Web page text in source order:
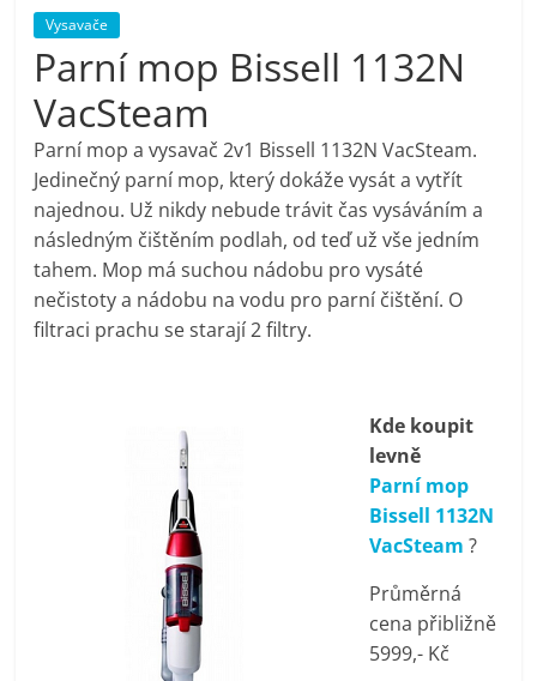
elektronika
porovnání,
pračky,
televize,
notebooky,
mobilní
telefony,
kávovary,
bazény
Vysavače
Parní mop Bissell 1132N
VacSteam
Parní mop a vysavač 2v1 Bissell 1132N VacSteam.
Jedinečný parní mop, který dokáže vysát a vytřít
najednou. Už nikdy nebude trávit čas vysáváním a
následným čištěním podlah, od teď už vše jedním
tahem. Mop má suchou nádobu pro vysáté
nečistoty a nádobu na vodu pro parní čištění. O
filtraci prachu se starají 2 filtry.
Kde koupit
levně
Parní mop
Bissell 1132N
VacSteam ?
Průměrná
cena přibližně
5999,- Kč